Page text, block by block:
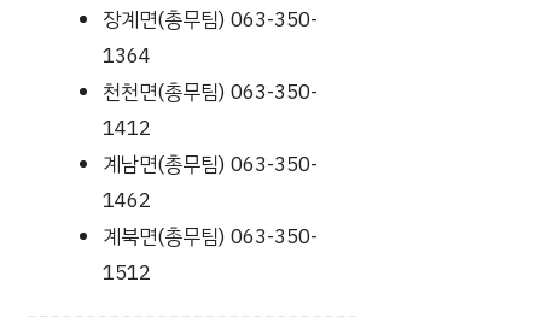
장계면(총무팀) 063-350-
1364
천천면(총무팀) 063-350-
1412
계남면(총무팀) 063-350-
1462
계북면(총무팀) 063-350-
1512